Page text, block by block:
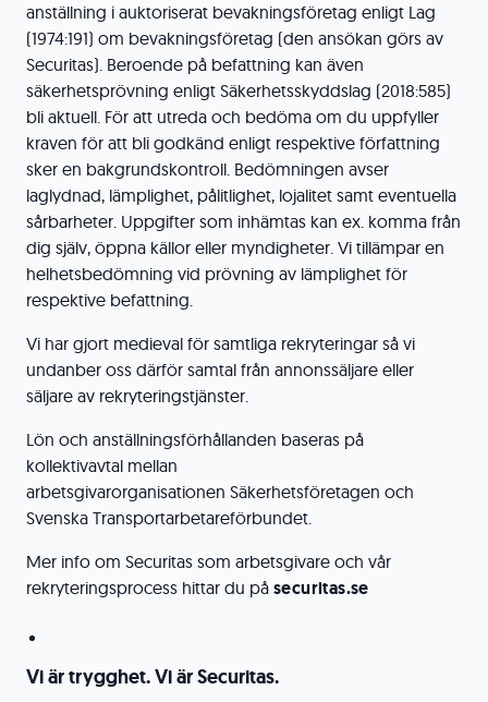
anställning i auktoriserat bevakningsföretag enligt Lag
(1974:191) om bevakningsföretag (den ansökan görs av
Securitas). Beroende på befattning kan även
säkerhetsprövning enligt Säkerhetsskyddslag (2018:585)
bli aktuell. För att utreda och bedöma om du uppfyller
kraven för att bli godkänd enligt respektive författning
sker en bakgrundskontroll. Bedömningen avser
laglydnad, lämplighet, pålitlighet, lojalitet samt eventuella
sårbarheter. Uppgifter som inhämtas kan ex. komma från
dig själv, öppna källor eller myndigheter. Vi tillämpar en
helhetsbedömning vid prövning av lämplighet för
respektive befattning.
Vi har gjort medieval för samtliga rekryteringar så vi
undanber oss därför samtal från annonssäljare eller
säljare av rekryteringstjänster.
Lön och anställningsförhållanden baseras på
kollektivavtal mellan
arbetsgivarorganisationen Säkerhetsföretagen och
Svenska Transportarbetareförbundet.
Mer info om Securitas som arbetsgivare och vår
rekryteringsprocess hittar du på securitas.se
Vi är trygghet. Vi är Securitas.